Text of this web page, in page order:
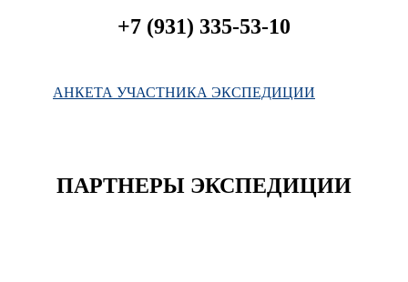
+7 (931) 335-53-10
АНКЕТА УЧАСТНИКА ЭКСПЕДИЦИИ
ПАРТНЕРЫ ЭКСПЕДИЦИИ